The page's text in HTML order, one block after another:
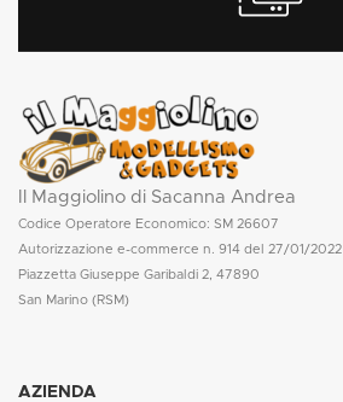
Il Maggiolino di Sacanna Andrea
Codice Operatore Economico: SM 26607
Autorizzazione e-commerce n. 914 del 27/01/2022
Piazzetta Giuseppe Garibaldi 2, 47890
San Marino (RSM)
AZIENDA